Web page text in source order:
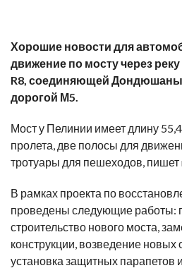
Хорошие новости для
движение по мосту через реку
R8, соединяющей
дорогой М5.
Мост у Пелинии имеет длину
пролета, две полосы для
тротуары для пешеходов, пишет
В рамках проекта по
проведены следующие работы:
строительство нового моста,
конструкции, возведение новых
установка защитных парапетов